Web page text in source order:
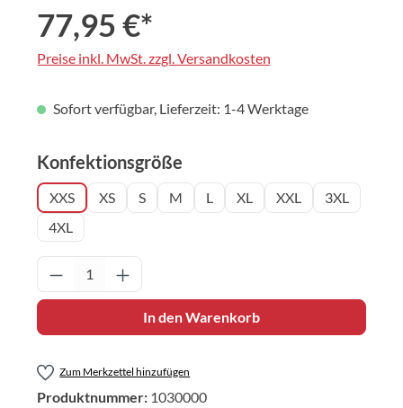
77,95 €*
Preise inkl. MwSt. zzgl. Versandkosten
Sofort verfügbar, Lieferzeit: 1-4 Werktage
Konfektionsgröße
XXS XS S M L XL XXL
3XL
4XL
Produkt Anzahl: Gib den gewünschten
In den Warenkorb
Zum Merkzettel hinzufügen
Produktnummer: 1030000